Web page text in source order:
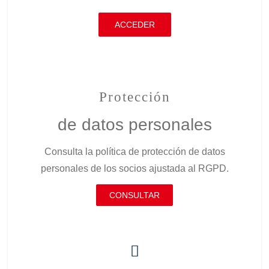
ACCEDER
Protección
de datos personales
Consulta la política de protección de datos
personales de los socios ajustada al RGPD.
CONSULTAR